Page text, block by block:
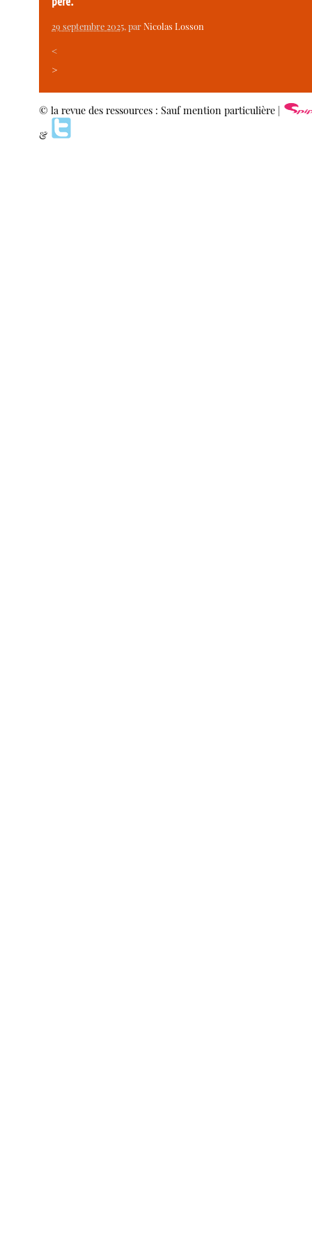
29 septembre 2025, parNicolas Losson
<
>
© la revue des ressources : Sauf mention particulière |
&